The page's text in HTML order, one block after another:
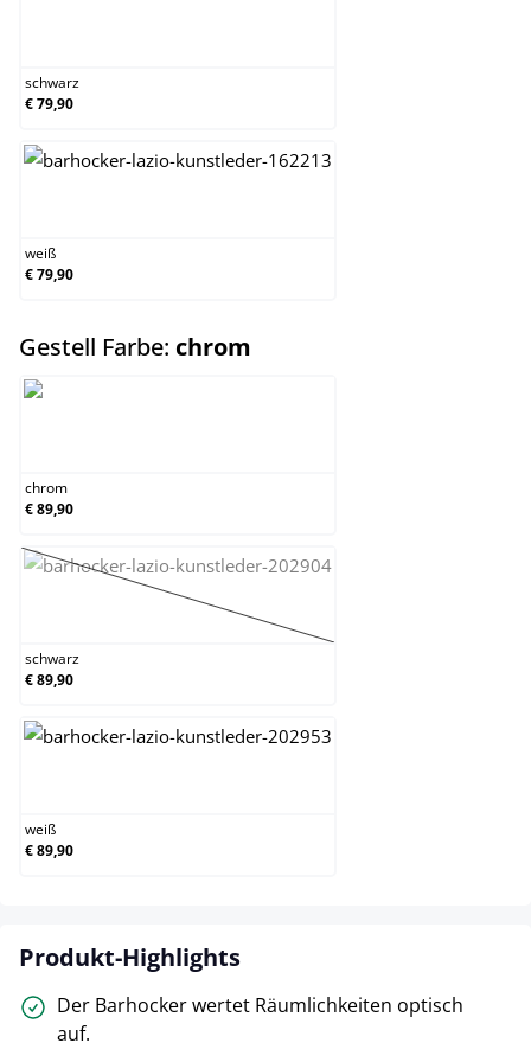
schwarz
€ 79,90
weiß
€ 79,90
Gestell Farbe: chrom
chrom
€ 89,90
schwarz
(Diese Option ist zurzeit nicht verfügbar.)
schwarz
€ 89,90
weiß
€ 89,90
Produkt-Highlights
Der Barhocker wertet Räumlichkeiten optisch
auf.